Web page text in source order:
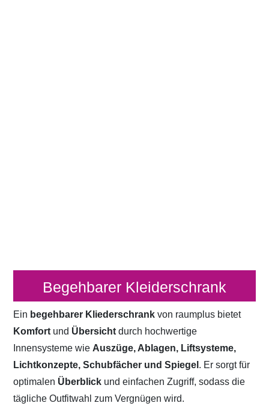
Begehbarer Kleiderschrank
Ein begehbarer Kliederschrankvon raumplus bietet
Komfort und Übersicht durch hochwertige
Innensysteme wie Auszüge, Ablagen, Liftsysteme,
Lichtkonzepte, Schubfächer und Spiegel . Er sorgt für
optimalen Überblick und einfachen Zugriff, sodass die
tägliche Outfitwahl zum Vergnügen wird.